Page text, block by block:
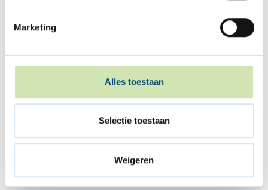
Marketing
Alles toestaan
Selectie toestaan
Weigeren
de hypotheek. In dat geval moet de helft van de
restschuld worden betaald om de ander uit te
Doe dit alles wel in overleg met je
hypotheekverstrekker. Als jij er alleen blijft
neem je de hypotheek dus over na de scheiding.
Dit moet de hypotheekverstrekker goedkeuren.
betalen.